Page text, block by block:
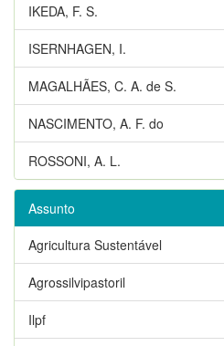
IKEDA, F. S.
ISERNHAGEN, I.
MAGALHÃES, C. A. de S.
NASCIMENTO, A. F. do
ROSSONI, A. L.
Assunto
Agricultura Sustentável
Agrossilvipastoril
Ilpf